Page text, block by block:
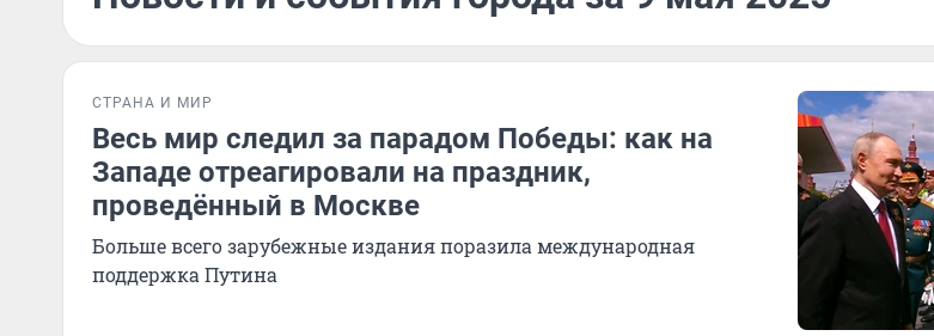
СТРАНА И МИР
Весь мир следил за парадом Победы: как на
Западе отреагировали на праздник,
проведённый в Москве
Больше всего зарубежные издания поразила международная
поддержка Путина